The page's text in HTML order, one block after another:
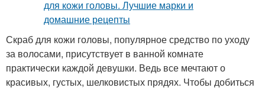
Скраб для кожи головы, популярное средство по уходу
за волосами, присутствует в ванной комнате
практически каждой девушки. Ведь все мечтают о
красивых, густых, шелковистых прядях. Чтобы добиться